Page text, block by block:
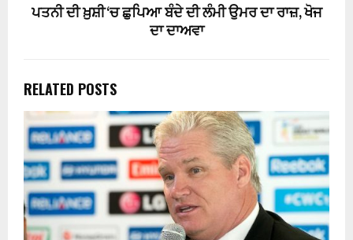
ਪਤਨੀ ਦੀ ਖ਼ੁਸ਼ੀ ‘ਚ ਛੁਪਿਆ ਬੰਦੇ ਦੀ ਲੰਮੀ ਉਮਰ ਦਾ ਰਾਜ਼, ਖੋਜ
ਦਾ ਦਾਅਵਾ
RELATED POSTS